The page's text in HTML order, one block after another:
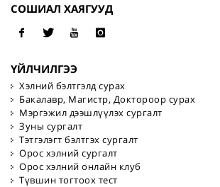
СОШИАЛ ХАЯГУУД
ҮЙЛЧИЛГЭЭ
Хэлний бэлтгэлд сурах
Бакалавр, Магистр, Доктороор сурах
Мэргэжил дээшлүүлэх сургалт
Зуны сургалт
Тэтгэлэгт бэлтгэх сургалт
Орос хэлний сургалт
Орос хэлний онлайн клуб
Түвшин тогтоох тест